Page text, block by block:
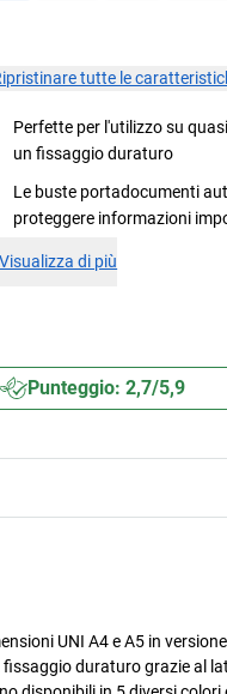
tutte le
Perfette per l'utilizzo su
un fissaggio duraturo
Le buste portadocumenti
proteggere informazioni
Visualizza di più
Punteggio: 2,7/5,9
UNI A4 e A5 in
duraturo grazie al